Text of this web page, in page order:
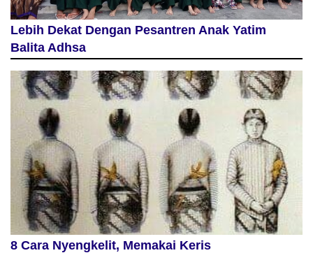
Lebih Dekat Dengan Pesantren Anak Yatim
Balita Adhsa
8 Cara Nyengkelit, Memakai Keris